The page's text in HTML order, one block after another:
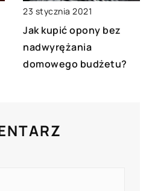
23 stycznia 2021
Jak kupić opony bez
nadwyrężania
domowego budżetu?